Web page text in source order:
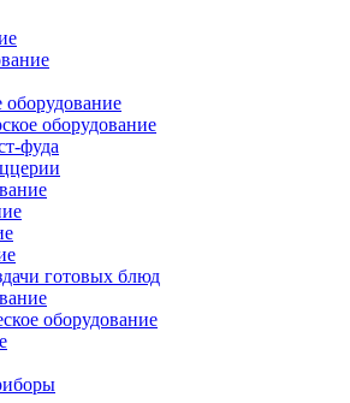
оборудование
оборудование
фуда
готовых блюд
оборудование